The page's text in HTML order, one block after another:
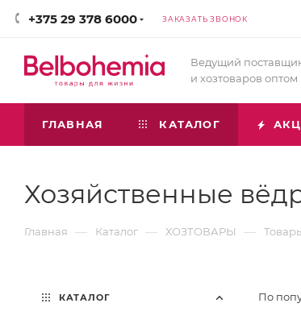
+375 29 378 6000 ЗАКАЗАТЬ ЗВОНОК
Ведущий
и хозтоваров оптом
ГЛАВНАЯ КАТАЛОГ
Хозяйственные
Главная — Каталог — ХОЗТОВАРЫ —
По
КАТАЛОГ